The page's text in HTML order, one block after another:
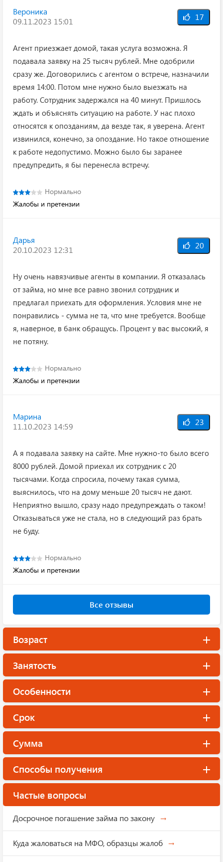
Вероника
09.11.2023 15:01
17
Агент приезжает домой, такая услуга возможна. Я
подавала заявку на 25 тысяч рублей. Мне одобрили
сразу же. Договорились с агентом о встрече, назначили
время 14:00. Потом мне нужно было выезжать на
работу. Сотрудник задержался на 40 минут. Пришлось
ждать и объяснять ситуацию на работе. У нас плохо
относятся к опозданиям, да везде так, я уверена. Агент
извинился, конечно, за опоздание. Но такое отношение
к работе недопустимо. Можно было бы заранее
предупредить, я бы перенесла встречу.
Нормально
Жалобы и претензии
Дарья
20.10.2023 12:31
20
Ну очень навязчивые агенты в компании. Я отказалась
от займа, но мне все равно звонил сотрудник и
предлагал приехать для оформления. Условия мне не
понравились - сумма не та, что мне требуется. Вообще
я, наверное, в банк обращусь. Процент у вас высокий, я
не потяну.
Нормально
Жалобы и претензии
Марина
11.10.2023 14:59
23
А я подавала заявку на сайте. Мне нужно-то было всего
8000 рублей. Домой приехал их сотрудник с 20
тысячами. Когда спросила, почему такая сумма,
выяснилось, что на дому меньше 20 тысяч не дают.
Неприятно вышло, сразу надо предупреждать о таком!
Отказываться уже не стала, но в следующий раз брать
не буду.
Нормально
Жалобы и претензии
Все отзывы
Возраст
Занятость
Особенности
Срок
Сумма
Способы получения
Частые вопросы
Досрочное погашение займа по закону
Куда жаловаться на МФО, образцы жалоб